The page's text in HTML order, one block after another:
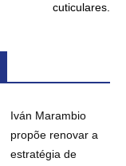
cuticulares.
Iván Marambio
propõe renovar a
estratégia de